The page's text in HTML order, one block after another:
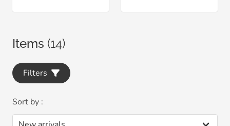
Items (14)
Filters
Sort by :